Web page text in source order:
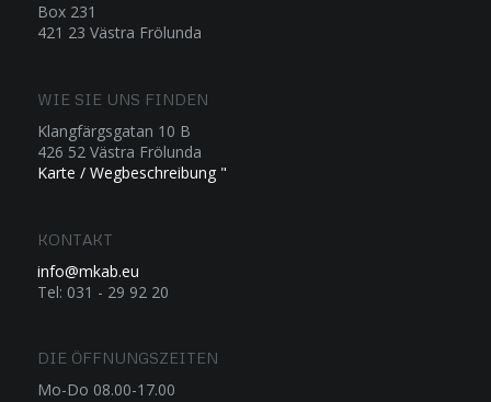
Box 231
421 23 Västra Frölunda
WIE SIE UNS FINDEN
Klangfärgsgatan 10 B
426 52 Västra Frölunda
Karte / Wegbeschreibung "
KONTAKT
info@mkab.eu
Tel: 031 - 29 92 20
DIE ÖFFNUNGSZEITEN
Mo-Do 08.00-17.00